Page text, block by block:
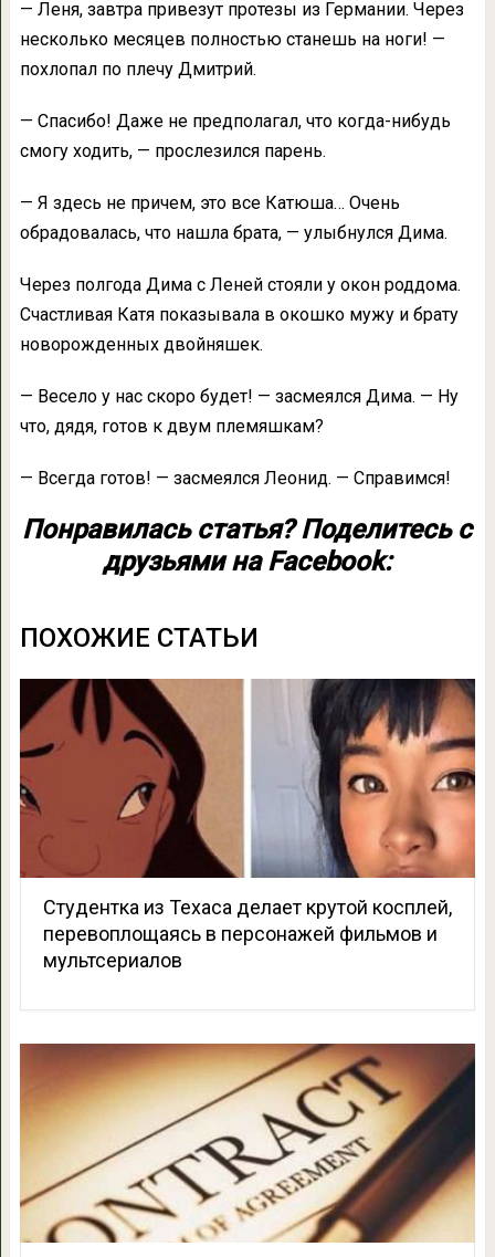
— Леня, завтра привезут протезы из Германии. Через
несколько месяцев полностью станешь на ноги! —
похлопал по плечу Дмитрий.
— Спасибо! Даже не предполагал, что когда-нибудь
смогу ходить, — прослезился парень.
— Я здесь не причем, это все Катюша… Очень
обрадовалась, что нашла брата, — улыбнулся Дима.
Через полгода Дима с Леней стояли у окон роддома.
Счастливая Катя показывала в окошко мужу и брату
новорожденных двойняшек.
— Весело у нас скоро будет! — засмеялся Дима. — Ну
что, дядя, готов к двум племяшкам?
— Всегда готов! — засмеялся Леонид. — Справимся!
Понравилась статья? Поделитесь с
друзьями на Facebook:
ПОХОЖИЕ СТАТЬИ
Студентка из Техаса делает крутой косплей,
перевоплощаясь в персонажей фильмов и
мультсериалов